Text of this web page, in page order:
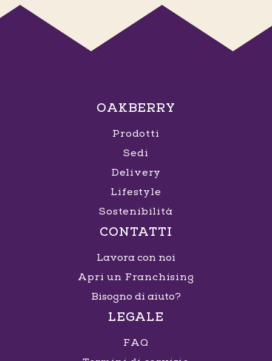
OAKBERRY
Prodotti
Sedi
Delivery
Lifestyle
Sostenibilità
CONTATTI
Lavora con noi
Apri un Franchising
Bisogno di aiuto?
LEGALE
FAQ